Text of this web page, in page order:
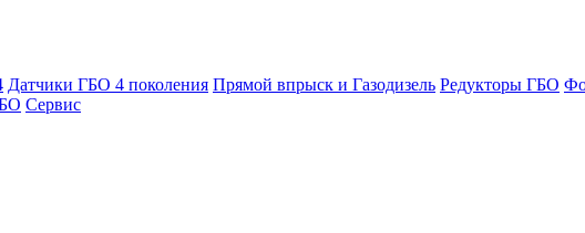
Датчики ГБО 4 поколения Прямой впрыск и Газодизель Редукторы ГБО
Сервис